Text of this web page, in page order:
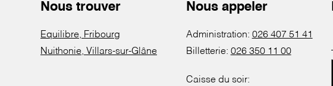
Nous trouver
Equilibre, Fribourg
Nuithonie, Villars-sur-Glâne
Nous appeler
Administration: 026 407 51 41
Billetterie: 026 350 11 00
Caisse du soir: